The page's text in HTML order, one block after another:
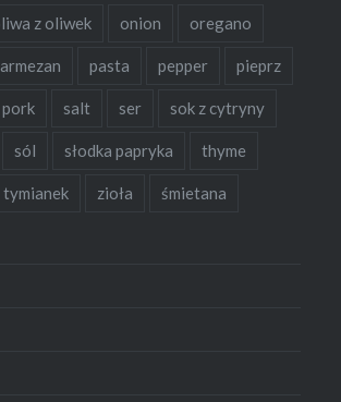
z oliwek onion oregano
pasta pepper pieprz
pork salt ser sok z cytryny
sól słodka papryka thyme
tymianek zioła śmietana